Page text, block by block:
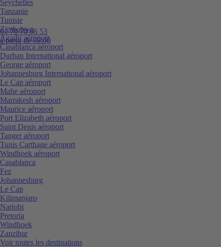
01 70 70 96 53
à partir de 09:00
Seychelles
Tanzanie
Tunisie
Zimbabwe
Agadir aéroport
Casablanca aéroport
Durban International aéroport
George aéroport
Johannesburg International aéroport
Le Cap aéroport
Mahe aéroport
Marrakesh aéroport
Maurice aéroport
Port Elizabeth aéroport
Saint Denis aéroport
Tanger aéroport
Tunis Carthage aéroport
Windhoek aéroport
Casablanca
Fez
Johannesburg
Le Cap
Kilimanjaro
Nariobi
Pretoria
Windhoek
Zanzibar
Voir toutes les destinations